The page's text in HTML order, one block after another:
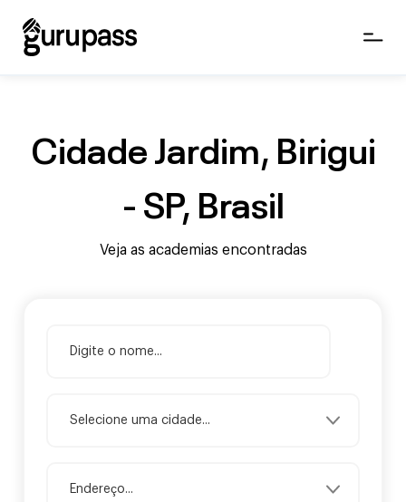
Cidade Jardim, Birigui
- SP, Brasil
Veja as academias encontradas